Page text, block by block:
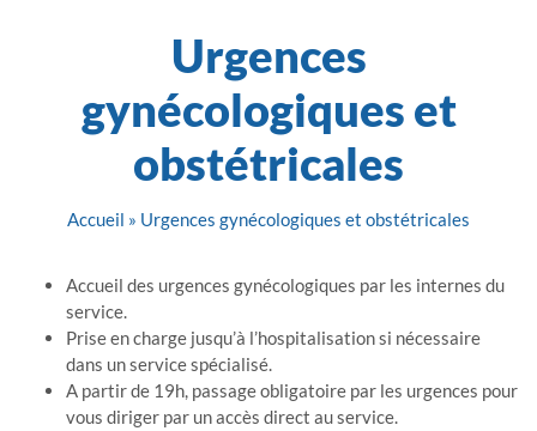
Urgences
gynécologiques et
obstétricales
Accueil » Urgences gynécologiques et obstétricales
Accueil des urgences gynécologiques par les internes du
service.
Prise en charge jusqu’à l’hospitalisation si nécessaire
dans un service spécialisé.
A partir de 19h, passage obligatoire par les urgences pour
vous diriger par un accès direct au service.